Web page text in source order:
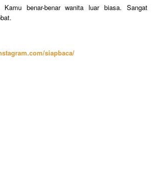
benar-benar wanita luar biasa. Sangat
siapbaca/